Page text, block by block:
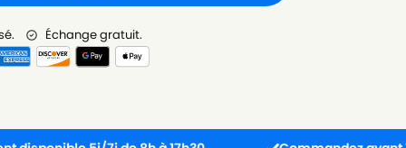
Échange gratuit.